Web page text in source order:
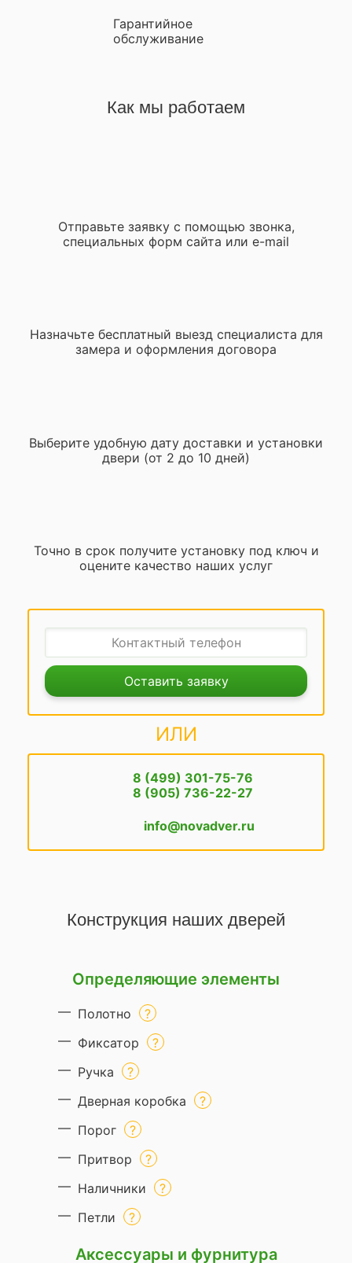
Гарантийное
обслуживание
Как мы работаем
Отправьте заявку с помощью звонка,
специальных форм сайта или e-mail
Назначьте бесплатный выезд специалиста для
замера и оформления договора
Выберите удобную дату доставки и установки
двери (от 2 до 10 дней)
Точно в срок получите установку под ключ и
оцените качество наших услуг
Оставить заявку
ИЛИ
8 (499) 301-75-76
8 (905) 736-22-27
info@novadver.ru
Конструкция наших дверей
Определяющие элементы
Полотно
Фиксатор
Ручка
Дверная коробка
Порог
Притвор
Наличники
Петли
Аксессуары и фурнитура